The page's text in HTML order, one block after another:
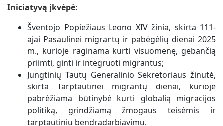
Iniciatyvą įkvėpė:
Šventojo Popiežiaus Leono XIV žinia, skirta 111-
ajai Pasaulinei migrantų ir pabėgėlių dienai 2025
m., kurioje raginama kurti visuomenę, gebančią
priimti, ginti ir integruoti migrantus;
Jungtinių Tautų Generalinio Sekretoriaus žinutė,
skirta Tarptautinei migrantų dienai, kurioje
pabrėžiama būtinybė kurti globalią migracijos
politiką, grindžiamą žmogaus teisėmis ir
tarptautiniu bendradarbiavimu.